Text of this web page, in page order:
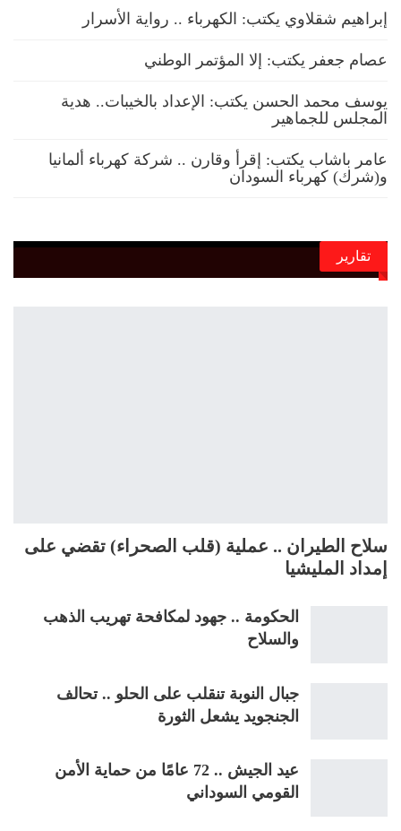
إبراهيم شقلاوي يكتب: الكهرباء .. رواية الأسرار
عصام جعفر يكتب: إلا المؤتمر الوطني
يوسف محمد الحسن يكتب: الإعداد بالخيبات.. هدية
المجلس للجماهير
عامر باشاب يكتب: إقرأ وقارن .. شركة كهرباء ألمانيا
و(شرك) كهرباء السودان
تقارير
سلاح الطيران .. عملية (قلب الصحراء) تقضي على
إمداد المليشيا
الحكومة .. جهود لمكافحة تهريب الذهب
والسلاح
جبال النوبة تنقلب على الحلو .. تحالف
الجنجويد يشعل الثورة
عيد الجيش .. 72 عامًا من حماية الأمن
القومي السوداني